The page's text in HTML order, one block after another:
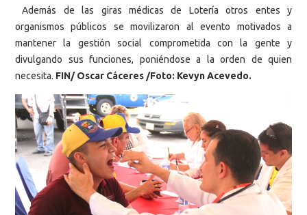
Además de las giras médicas de Lotería otros entes y
organismos públicos se movilizaron al evento motivados a
mantener la gestión social comprometida con la gente y
divulgando sus funciones, poniéndose a la orden de quien
necesita. FIN/ Oscar Cáceres /Foto: Kevyn Acevedo.